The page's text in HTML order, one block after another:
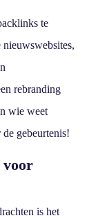
te
rebranding
wie weet
gebeurtenis!
voor
is het